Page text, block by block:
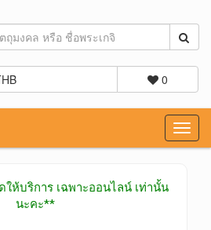
0
ห้บริการ เฉพาะออนไลน์ เท่านั้น
นะคะ**